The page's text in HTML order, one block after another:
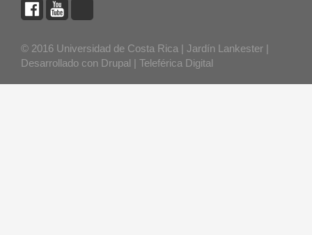
© 2016 Universidad de Costa Rica | Jardín Lankester |
Desarrollado con Drupal | Teleférica Digital